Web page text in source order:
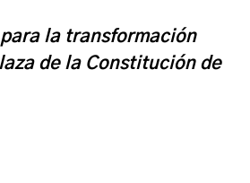
la transformación
de la Constitución de